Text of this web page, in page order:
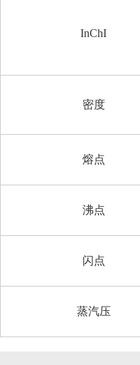
InChI
密度
熔点
沸点
闪点
蒸汽压